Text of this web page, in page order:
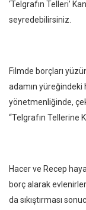
‘Telgrafın Telleri’
seyredebilirsiniz.
Filmde borçları
adamın yüreğindeki
yönetmenliğinde,
“Telgrafın Tellerine
Hacer ve Recep
borç alarak
da sıkıştırması